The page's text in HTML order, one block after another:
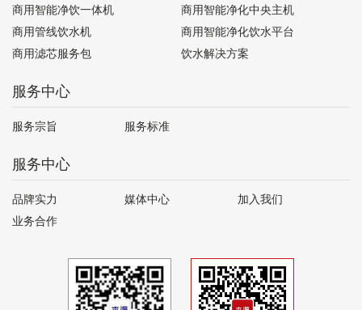
商用智能净饮一体机
商用智能净化中央主机
商用管线饮水机
商用智能净化饮水平台
商用滤芯服务包
饮水解决方案
服务中心
服务宗旨 服务标准
服务中心
品牌实力 媒体中心
加入我们
业务合作